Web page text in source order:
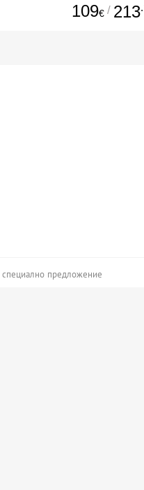
109€ / 213
специално предложение